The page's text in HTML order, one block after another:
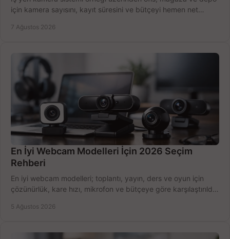
için kamera sayısını, kayıt süresini ve bütçeyi hemen net
7 Ağustos 2026
En İyi Webcam Modelleri İçin 2026 Seçim
Rehberi
En iyi webcam modelleri; toplantı, yayın, ders ve oyun için
çözünürlük, kare hızı, mikrofon ve bütçeye göre karşılaştırıldı.
5 Ağustos 2026